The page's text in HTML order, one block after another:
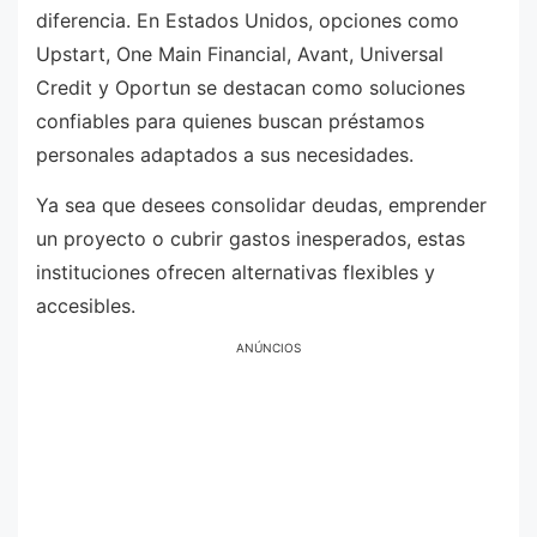
diferencia. En Estados Unidos, opciones como
Upstart, One Main Financial, Avant, Universal
Credit y Oportun se destacan como soluciones
confiables para quienes buscan préstamos
personales adaptados a sus necesidades.
Ya sea que desees consolidar deudas, emprender
un proyecto o cubrir gastos inesperados, estas
instituciones ofrecen alternativas flexibles y
accesibles.
ANÚNCIOS